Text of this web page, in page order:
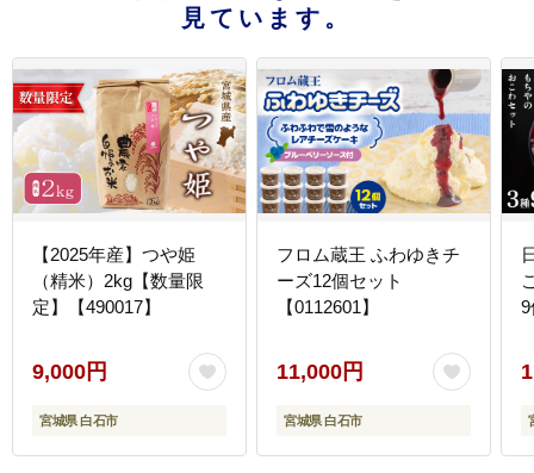
見ています。
【2025年産】つや姫
（精米）2kg【数量限
定】【490017】
9,000円
宮城県 白石市
フロム蔵王 ふわゆきチ
ーズ12個セット
【0112601】
11,000円
宮城県 白石市